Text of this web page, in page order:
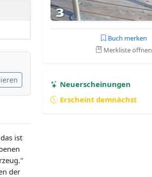
ist
der
Buch merken
Merkliste öffnen
Neuerscheinungen
Erscheint demnächst